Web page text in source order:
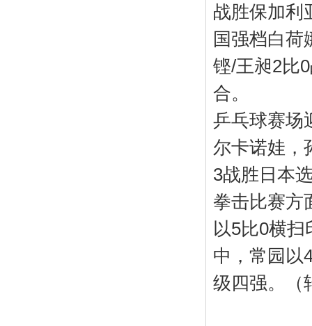
战胜保加利
国强档白荷
铿/王昶2比
合。
乒乓球赛场
尔卡诺娃，
3战胜日本
拳击比赛方
以5比0横
中，常园以
级四强。（